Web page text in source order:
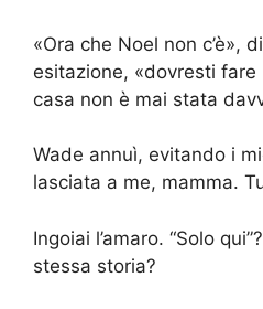
«Ora che Noel non c’è»,
esitazione, «dovresti
casa non è mai stata
Wade annuì, evitando i
lasciata a me, mamma.
Ingoiai l’amaro. “Solo
stessa storia?